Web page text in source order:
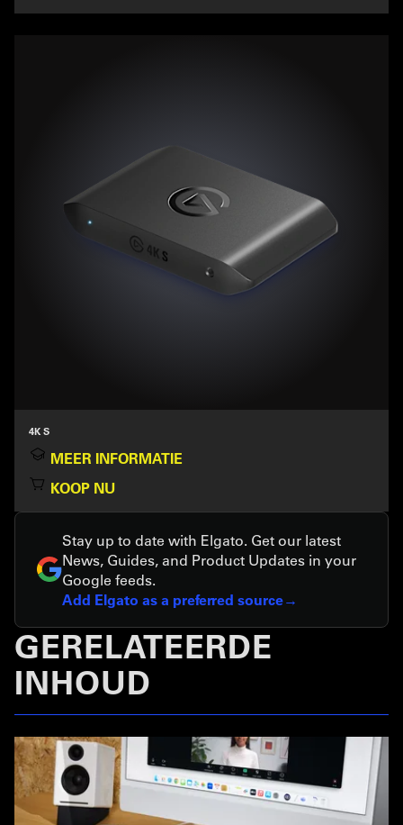
4K S
MEER INFORMATIE
KOOP NU
Stay up to date with Elgato. Get our latest
News, Guides, and Product Updates in your
Google feeds.
Add Elgato as a preferred source
GERELATEERDE
INHOUD